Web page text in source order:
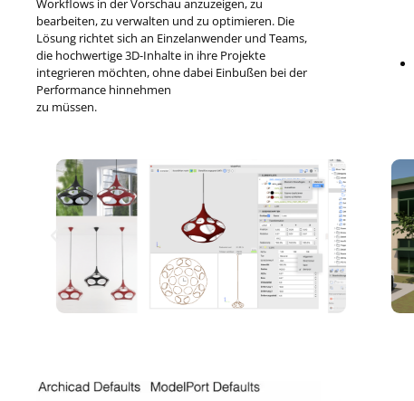
Workflows in der Vorschau anzuzeigen, zu
bearbeiten, zu verwalten und zu optimieren. Die
Lösung richtet sich an Einzelanwender und Teams,
die hochwertige 3D-Inhalte in ihre Projekte
integrieren möchten, ohne dabei Einbußen bei der
Performance hinnehmen
zu müssen.